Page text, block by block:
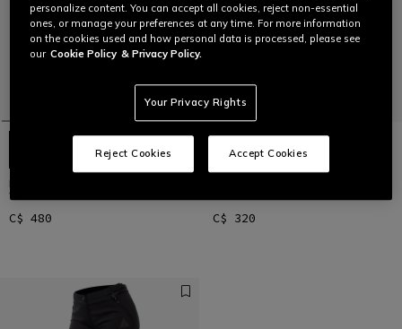
DRAKE 2 SUPER AIR TEX PANTS
WMN
C$ 480 C$ 320
personalize content. You can accept all cookies, reject non-essential
ones, or manage your preferences at any time. For more information
on the cookies used and how personal data is processed, please see
our Cookie Policy & Privacy Policy.
Your Privacy Rights
Reject Cookies Accept Cookies